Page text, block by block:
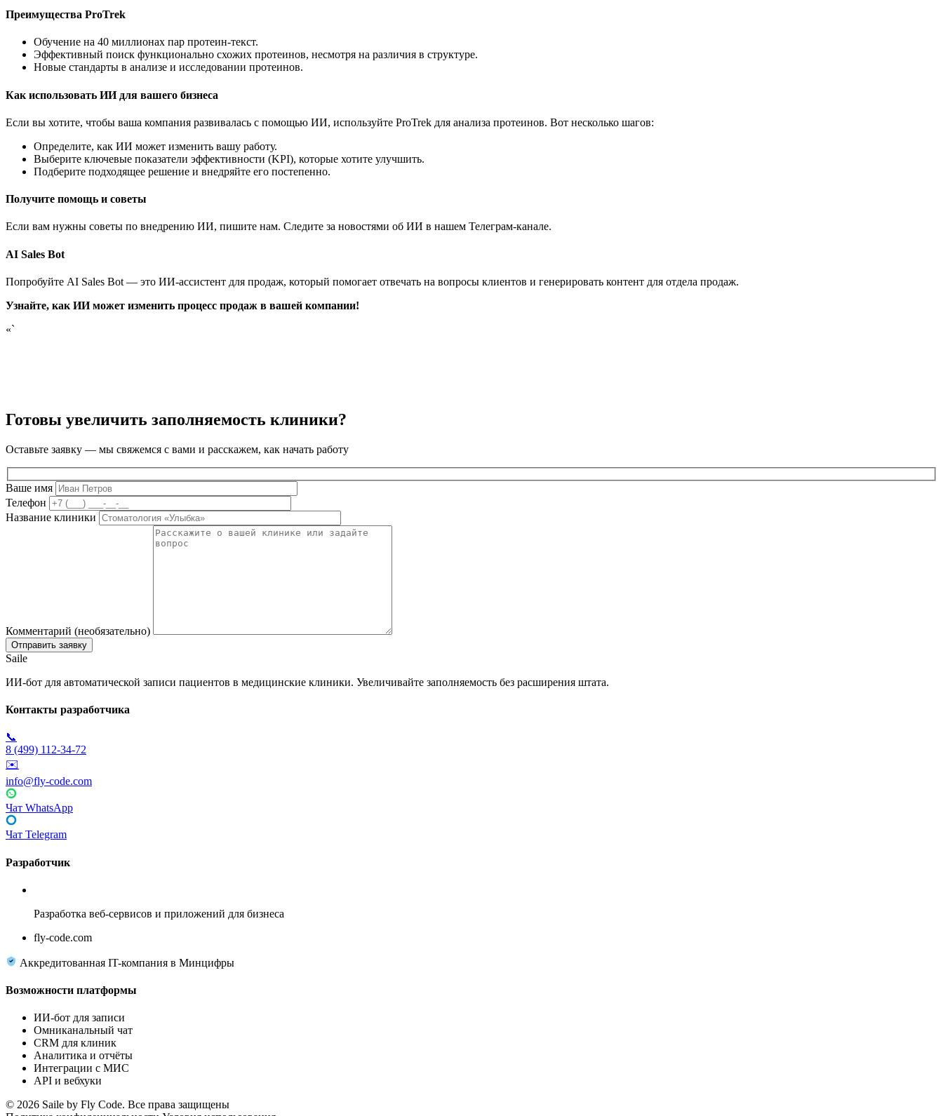
Преимущества ProTrek
Обучение на 40 миллионах пар протеин-текст.
Эффективный поиск функционально схожих протеинов, несмотря на различия в структуре.
Новые стандарты в анализе и исследовании протеинов.
Как использовать ИИ для вашего бизнеса
Если вы хотите, чтобы ваша компания развивалась с помощью ИИ, используйте ProTrek для анализа протеинов. Вот несколько шагов:
Определите, как ИИ может изменить вашу работу.
Выберите ключевые показатели эффективности (KPI), которые хотите улучшить.
Подберите подходящее решение и внедряйте его постепенно.
Получите помощь и советы
Если вам нужны советы по внедрению ИИ, пишите нам. Следите за новостями об ИИ в нашем Телеграм-канале.
AI Sales Bot
Попробуйте AI Sales Bot — это ИИ-ассистент для продаж, который помогает отвечать на вопросы клиентов и генерировать контент для отдела продаж.
Узнайте, как ИИ может изменить процесс продаж в вашей компании!
«`
Готовы увеличить заполняемость клиники?
Оставьте заявку — мы свяжемся с вами и расскажем, как начать работу
Ваше имя
Телефон
Название клиники
Комментарий (необязательно)
Saile
ИИ-бот для автоматической записи пациентов в медицинские клиники. Увеличивайте заполняемость без расширения штата.
Контакты разработчика
📞
8 (499) 112-34-72
✉️
info@fly-code.com
Чат WhatsApp
Чат Telegram
Разработчик
Разработка веб-сервисов и приложений для бизнеса
fly-code.com
Аккредитованная IT-компания в Минцифры
Возможности платформы
ИИ-бот для записи
Омниканальный чат
CRM для клиник
Аналитика и отчёты
Интеграции с МИС
API и вебхуки
© 2026 Saile by Fly Code. Все права защищены